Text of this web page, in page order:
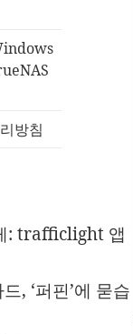
방침
: trafficlight 앱
, ‘퍼핀’에 묻습